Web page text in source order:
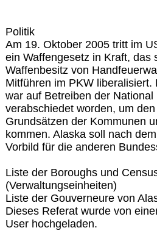
Politik
Am 19. Oktober 2005 tritt im
ein Waffengesetz in Kraft, das
Waffenbesitz von
Mitführen im PKW liberalisiert.
war auf Betreiben der National
verabschiedet worden, um
Grundsätzen der Kommunen
kommen. Alaska soll nach
Vorbild für die anderen
Liste der Boroughs und
(Verwaltungseinheiten)
Liste der Gouverneure von
Dieses Referat wurde von
User hochgeladen.